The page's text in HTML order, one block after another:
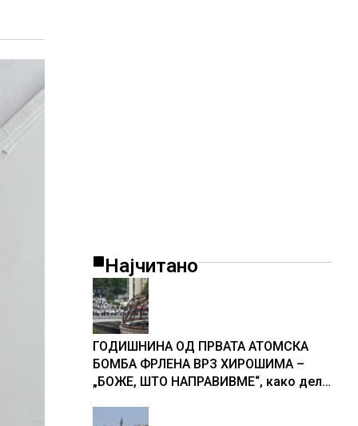
Најчитано
ГОДИШНИНА ОД ПРВАТА АТОМСКА
БОМБА ФРЛЕНА ВРЗ ХИРОШИМА –
„БОЖЕ, ШТО НАПРАВИВМЕ“, како дел
учесниците во бомбардирањето го